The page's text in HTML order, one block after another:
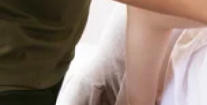
ださいませ(^^♪皆様のご来店を、スタッフ一同手を
日:10:00〜21:00【住所】東京都大田区池上 6-3-3東京堂
リラク池上店 8月6日の空き状況
おはようございます!リラク池上の加須我です(^^)8月も
すと・12:20～15:50・18:30以上のお時間からご案内可
トレッチで、いつまでも健康で疲れづらいお身体づくり
しくださいませ(^^♪皆様のご来店を、スタッフ一同
日:10:00〜21:00【住所】東京都大田区池上 6-3-3東京堂
リラク池上店 8月3日、4日 定休日のお知らせ
おはようございます!リラク池上の加須我です(^^)8月最初
でお休みになっております。ご迷惑をおかけしますがよ